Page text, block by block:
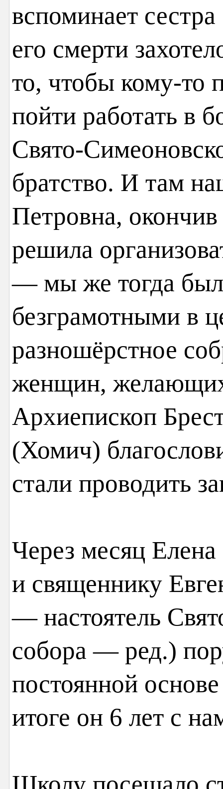
вспоминает
его смерти
то, чтобы кому-то
пойти работать в
Свято-
братство. И там
Петровна, окончив
решила
— мы же тогда
безграмотными в
разношёрстное
женщин, желающих
Архиепископ
(Хомич)
стали проводить
Через месяц
и священнику
— настоятель
собора — ред.)
постоянной
итоге он 6 лет с